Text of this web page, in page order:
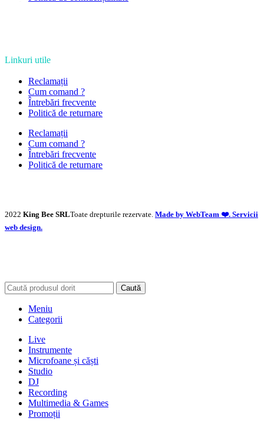
Linkuri utile
Reclamații
Cum comand ?
Întrebări frecvente
Politică de returnare
Reclamații
Cum comand ?
Întrebări frecvente
Politică de returnare
2022 King Bee SRLToate drepturile rezervate. Made by WebTeam ❤️. Servicii
web design.
Caută
Meniu
Categorii
Live
Instrumente
Microfoane și căști
Studio
DJ
Recording
Multimedia & Games
Promoții